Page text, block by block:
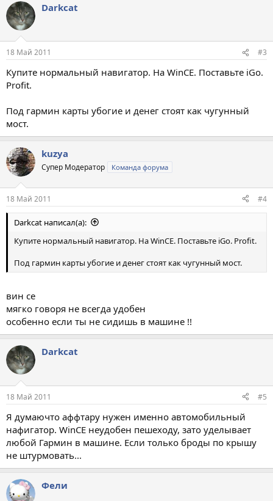
Darkcat
18 Май 2011 #3
Купите нормальный навигатор. На WinCE. Поставьте iGo.
Profit.
Под гармин карты убогие и денег стоят как чугунный
мост.
kuzya
Супер Модератор Команда форума
18 Май 2011 #4
Darkcat написал(а):
Купите нормальный навигатор. На WinCE. Поставьте iGo. Profit.
Под гармин карты убогие и денег стоят как чугунный мост.
вин се
мягко говоря не всегда удобен
особенно если ты не сидишь в машине !!
Darkcat
18 Май 2011 #5
Я думаючто аффтару нужен именно автомобильный
нафигатор. WinCE неудобен пешеходу, зато уделывает
любой Гармин в машине. Если только броды по крышу
не штурмовать...
Фели